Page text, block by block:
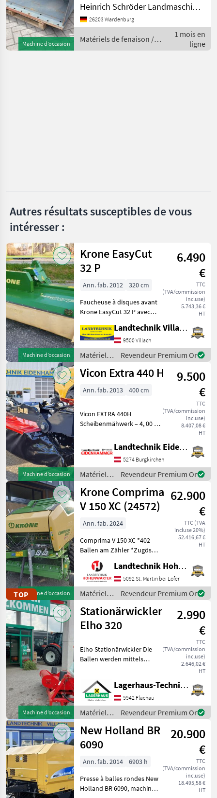
Weidemann
Göweil
Bressel & Lade
Marketplace
Machine d’occasion
Ballenzange, Palettengabel
Weidemann, Hersteller:
fenaison
Heinrich Schröder Landmaschinen KG Wardenburg
26203 Wardenburg
Matériels de fenaison /
Weidemann
1 mois en
ligne
Autres résultats susceptibles de vous
intéresser :
Machine d’occasion
Krone EasyCut
32 P
6.490
€
TTC
(TVA/commission
incluse)
5.743,36 €
HT
Ann. fab. 2012
320 cm
Faucheuse à disques avant
Krone EasyCut 32 P avec
support oscillant pour
attelage triangulaire Weiste,
fixation rapide des lames,
avec di
Landtechnik Villach GmbH
9500 Villach
Matériels
de
fenaison /
Revendeur Premium Or
Machine d’occasion
Vicon Extra 440 H
9.500
€
TTC
(TVA/commission
incluse)
8.407,08 €
HT
Ann. fab. 2013 400 cm
Vicon EXTRA 440H
Scheibenmähwerk – 4, 00 m
Arbeitsbreite: 4, 00 m -3
Klingen pro Mähscheibe -
Dreipunktanbau Kat. II -
Hydropneuma
Landtechnik Eidenhammer GmbH
5274 Burgkirchen
Matériels
de
fenaison /
Vicon
Revendeur Premium Or
TOPMachine d’occasion
Krone Comprima
V 150 XC (24572)
62.900
€
TTC (TVA
incluse 20%)
52.416,67 €
HT
Ann. fab. 2024
Comprima V 150 XC *402
Ballen am Zähler *Zugöse
Obenanhängung
*Schneidwerk mit 17 Messer
*Gelenkwelle *Hydraul.
Bodenabsenkung *E-Achse
mit 2-Leiter Druckl.-Brems
Landtechnik Hohenwarter GmbH
5092 St. Martin bei Lofer
Matériels
de
fenaison /
Krone
Revendeur Premium Or
Machine d’occasion
Stationärwickler
Elho 320
2.990
€
TTC
(TVA/commission
incluse)
2.646,02 €
HT
Elho Stationärwickler Die
Ballen werden mittels
anschließend gewickelt. *
1xDW Steuergerät
erforderlich * elektro
Lagerhaus-Technik Flachau
5542 Flachau
Matériels
de
fenaison /
Elho
Revendeur Premium Or
New Holland BR
6090
20.900
€
TTC
(TVA/commission
incluse)
18.495,58 €
HT
Ann. fab. 2014
6903 h
Presse à balles rondes New
Holland BR 6090, machine à